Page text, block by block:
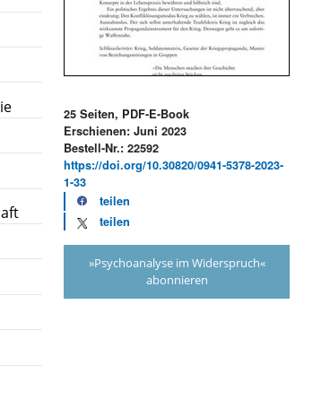
25 Seiten, PDF-E-Book
Erschienen: Juni 2023
Bestell-Nr.: 22592
https://doi.org/10.30820/0941-5378-2023-
1-33
teilen
teilen
»Psychoanalyse im Widerspruch«
abonnieren